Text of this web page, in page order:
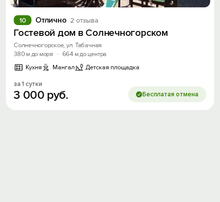
Отлично 2 отзыва
10
Гостевой дом в Солнечногорском
Солнечногорское, ул. Табачная
380 м до моря
· 664 м до центра
Кухня
Мангал Детская площадка
за 1 сутки
3 000 руб. Бесплатая отмена
Скидка −5%
Войти
Войти с помощью